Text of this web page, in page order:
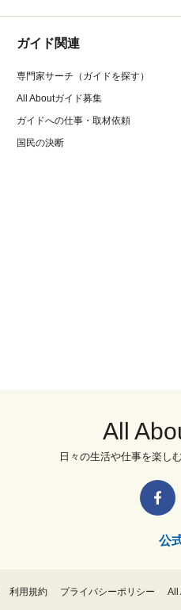
ガイド関連
専門家サーチ（ガイドを探す）
All Aboutガイド募集
ガイドへの仕事・取材依頼
国民の決断
All
日々の生活や仕事を楽し
公
利用規約 プライバシーポリシー All